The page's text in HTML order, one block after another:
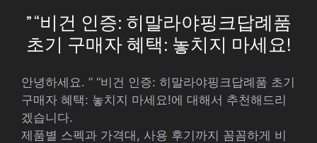
” “비건 인증: 히말라야핑크답례품
초기 구매자 혜택: 놓치지 마세요!
안녕하세요. ” “비건 인증: 히말라야핑크답례품 초기
구매자 혜택: 놓치지 마세요!에 대해서 추천해드리
겠습니다.
제품별 스펙과 가격대, 사용 후기까지 꼼꼼하게 비